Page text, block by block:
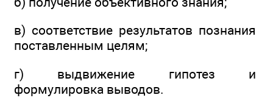
в) соответствие результатов познания
поставленным целям;
г) выдвижение гипотез и
формулировка выводов.